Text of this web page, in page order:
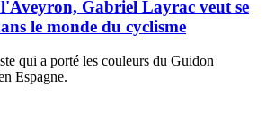
Gabriel Layrac veut se
le monde du cyclisme
qui a porté les couleurs du Guidon
Espagne.